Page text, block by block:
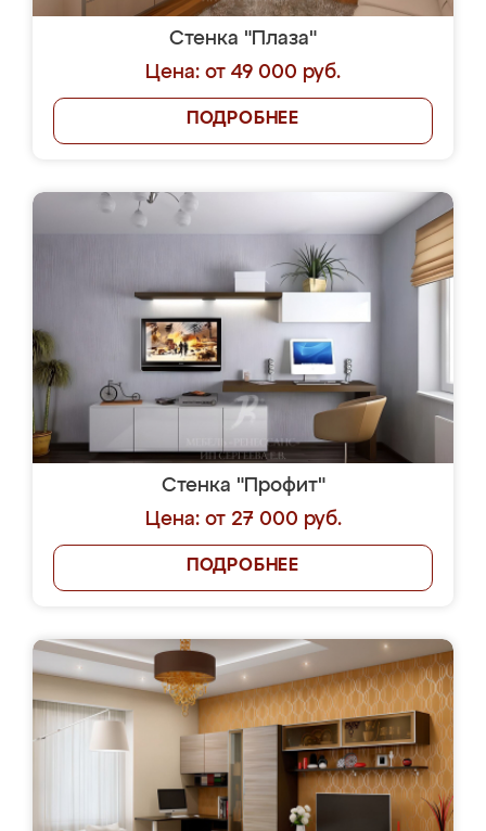
Стенка "Плаза"
Цена: от 49 000 руб.
ПОДРОБНЕЕ
Стенка "Профит"
Цена: от 27 000 руб.
ПОДРОБНЕЕ